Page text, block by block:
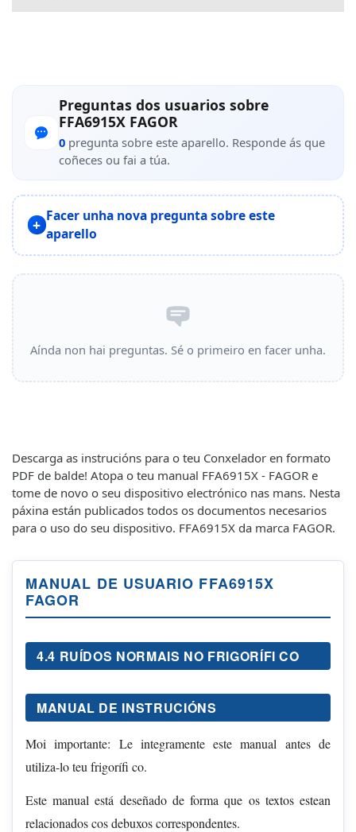
Preguntas dos usuarios sobre
FFA6915X FAGOR
0 pregunta sobre este aparello. Responde ás que
coñeces ou fai a túa.
Facer unha nova pregunta sobre este
aparello
Aínda non hai preguntas. Sé o primeiro en facer unha.
Descarga as instrucións para o teu Conxelador en formato
PDF de balde! Atopa o teu manual FFA6915X - FAGOR e
tome de novo o seu dispositivo electrónico nas mans. Nesta
páxina están publicados todos os documentos necesarios
para o uso do seu dispositivo. FFA6915X da marca FAGOR.
MANUAL DE USUARIO FFA6915X
FAGOR
4.4 RUÍDOS NORMAIS NO FRIGORÍFI CO
MANUAL DE INSTRUCIÓNS
Moi importante: Le integramente este manual antes de
utiliza-lo teu frigorífi co.
Este manual está deseñado de forma que os textos estean
relacionados cos debuxos correspondentes.